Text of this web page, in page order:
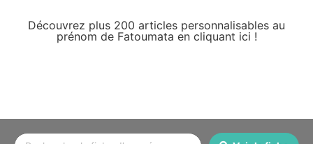
Découvrez plus 200 articles personnalisables au
prénom de Fatoumata en cliquant ici !